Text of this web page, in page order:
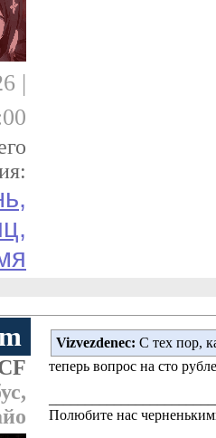
|
Vizvezdenec: С тех пор,
теперь вопрос на сто
Полюбите нас